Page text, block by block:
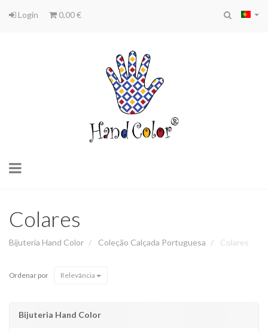
Login 0,00 €
Toggle
Colares
Bijuteria Hand Color Coleção Calçada Portuguesa Colares
Ordenar por Relevância
Bijuteria Hand Color